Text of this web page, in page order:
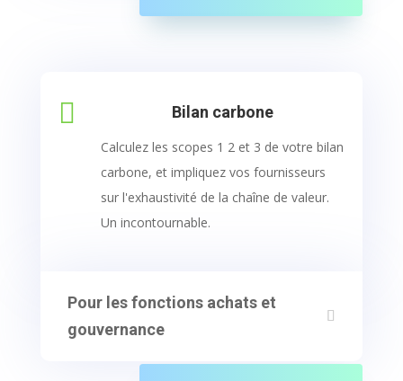
 Bilan carbone
Calculez les scopes 1 2 et 3 de votre bilan
carbone, et impliquez vos fournisseurs
sur l'exhaustivité de la chaîne de valeur.
Un incontournable.
Pour les fonctions achats et
gouvernance